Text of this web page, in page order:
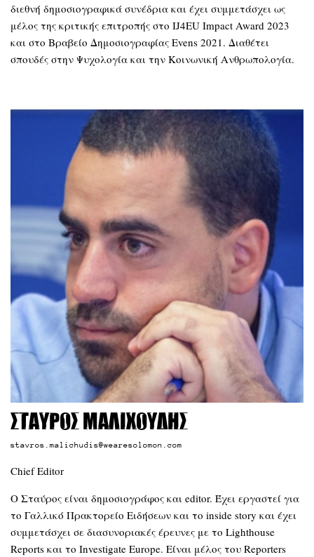
διεθνή δημοσιογραφικά συνέδρια και έχει συμμετάσχει ως
μέλος της κριτικής επιτροπής στο IJ4EU Impact Award 2023
και στο Βραβείο Δημοσιογραφίας Evens 2021. Διαθέτει
σπουδές στην Ψυχολογία και την Κοινωνική Ανθρωπολογία.
Σταύρος Μαλιχούδης
stavros.malichudis@wearesolomon.com
Chief Editor
Ο Σταύρος είναι δημοσιογράφος και editor. Έχει εργαστεί για
το Γαλλικό Πρακτορείο Ειδήσεων και το inside story και έχει
συμμετάσχει σε διασυνοριακές έρευνες με το Lighthouse
Reports και το Investigate Europe. Είναι μέλος του Reporters